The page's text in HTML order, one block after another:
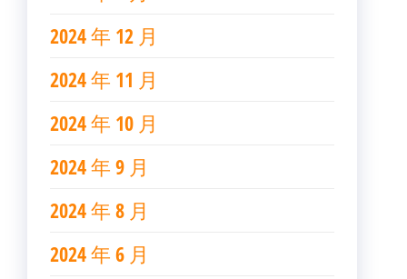
2024 年 12 月
2024 年 11 月
2024 年 10 月
2024 年 9 月
2024 年 8 月
2024 年 6 月